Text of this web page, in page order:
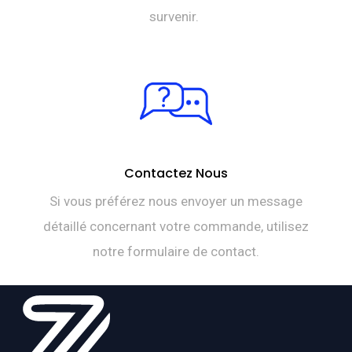
survenir.
Contactez Nous
Si vous préférez nous envoyer un message
détaillé concernant votre commande, utilisez
notre formulaire de contact.